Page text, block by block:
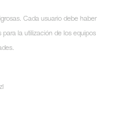
ePPEcentre
Cada usuario debe haber
la utilización de los equipos